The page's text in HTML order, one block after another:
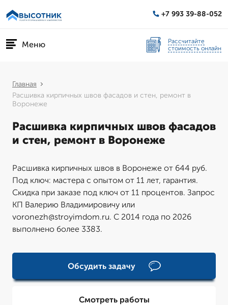
+7 993 39-88-052
Меню
Рассчитайте
стоимость онлайн
Главная
Расшивка кирпичных швов фасадов и стен, ремонт в
Воронеже
Расшивка кирпичных швов фасадов
и стен, ремонт в Воронеже
Расшивка кирпичных швов в Воронеже от 644 руб.
Под ключ: мастера с опытом от 11 лет, гарантия.
Скидка при заказе под ключ от 11 процентов. Запрос
КП Валерию Владимировичу или
voronezh@stroyimdom.ru. С 2014 года по 2026
выполнено более 3383.
Обсудить задачу
Смотреть работы